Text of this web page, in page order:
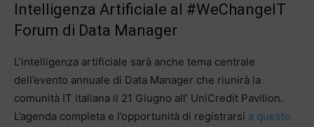
Intelligenza Artificiale al #WeChangeIT
Forum di Data Manager
L’intelligenza artificiale sarà anche tema centrale
dell’evento annuale di Data Manager che riunirà la
comunità IT italiana il 21 Giugno all’ UniCredit Pavilion.
L’agenda completa e l’opportunità di registrarsi a questo